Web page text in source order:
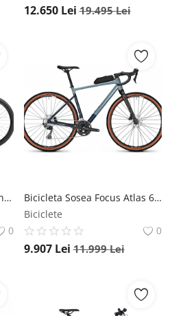
12.650 Lei 19.495Lei
Bicicleta Electrica Econic One Adventure - 29 Inch, L, Galben, Reambalat Econic ONE
0
Bicicleta Sosea Focus Atlas 6.8 - 28 Inch, L, Stone Blue, Reambalat Focus
Biciclete
0
9.907 Lei 11.999Lei